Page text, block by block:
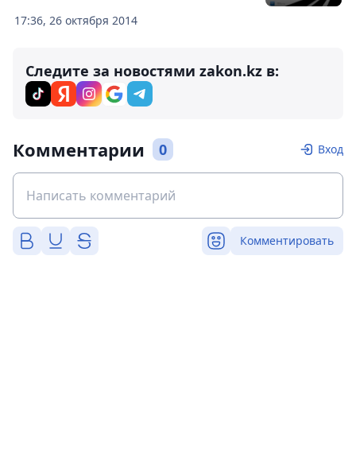
17:36, 26 октября 2014
Следите за новостями zakon.kz в:
Комментарии 0 Вход
Комментировать